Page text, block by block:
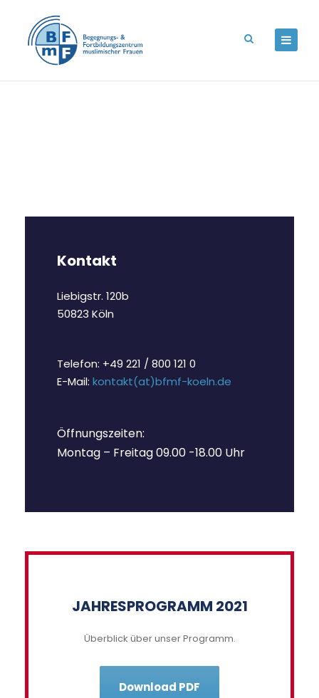
Kontakt
Liebigstr. 120b
50823 Köln
Telefon: +49 221 / 800 121 0
E-Mail: kontakt(at)bfmf-koeln.de
Öffnungszeiten:
Montag – Freitag 09.00 -18.00 Uhr
JAHRESPROGRAMM 2021
Überblick über unser Programm.
Download PDF